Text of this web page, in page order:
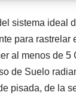
sistema ideal
para rastrelar
al menos de 5
de Suelo
pisada, de la